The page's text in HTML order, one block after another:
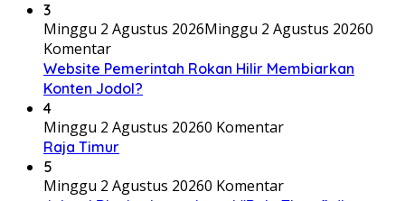
3
Minggu 2 Agustus 2026Minggu 2 Agustus 20260
Komentar
Website Pemerintah Rokan Hilir Membiarkan
Konten Jodol?
4
Minggu 2 Agustus 20260 Komentar
Raja Timur
5
Minggu 2 Agustus 20260 Komentar